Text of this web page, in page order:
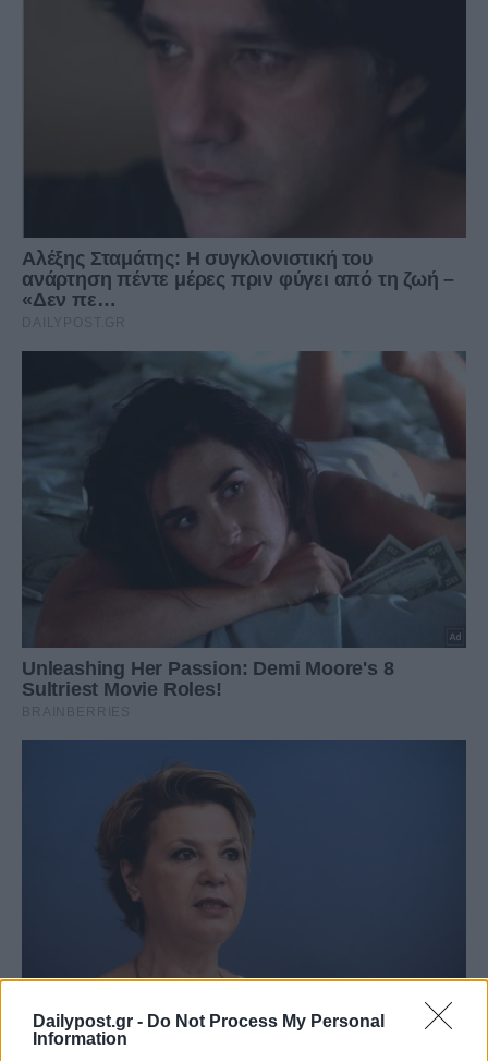
Dailypost.gr - Do Not Process My Personal
Information